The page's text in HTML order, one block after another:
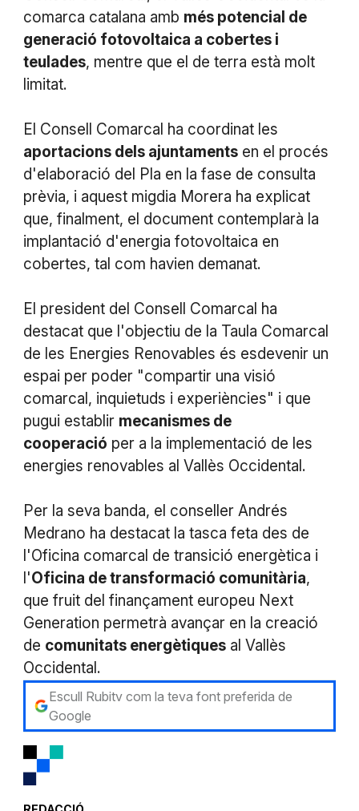
comarca catalana amb més potencial de
generació fotovoltaica a cobertes i
teulades, mentre que el de terra està molt
limitat.
El Consell Comarcal ha coordinat les
aportacions dels ajuntamentsen el procés
d'elaboració del Pla en la fase de consulta
prèvia, i aquest migdia Morera ha explicat
que, finalment, el document contemplarà la
implantació d'energia fotovoltaica en
cobertes, tal com havien demanat.
El president del Consell Comarcal ha
destacat que l'objectiu de la Taula Comarcal
de les Energies Renovables és esdevenir un
espai per poder "compartir una visió
comarcal, inquietuds i experiències" i que
pugui establir mecanismes de
cooperació per a la implementació de les
energies renovables al Vallès Occidental.
Per la seva banda, el conseller Andrés
Medrano ha destacat la tasca feta des de
l'Oficina comarcal de transició energètica i
l'Oficina de transformació comunitària,
que fruit del finançament europeu Next
Generation permetrà avançar en la creació
de comunitats energètiquesal Vallès
Occidental.
Escull Rubitv com la teva font preferida de
Google